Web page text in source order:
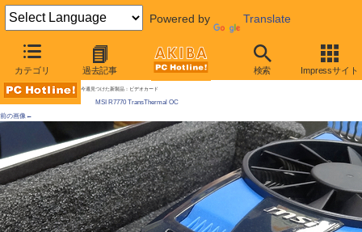
Powered by Translate
カテゴリ 過去記事 検索 Impressサイト
AKIBA PC Hotline!
[拡大画像]ファン組換えで冷却モードを3段変更、MSI製ビデオカードが発売 Radeon HD 7770
今週見つけた新製品：ビデオカード
MSI R7770 TransThermal OC
前の画像←